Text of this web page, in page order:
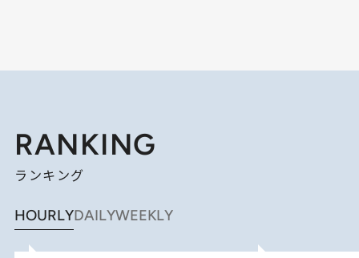
RANKING
ランキング
HOURLYDAILYWEEKLY